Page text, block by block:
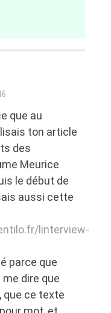
que au
ton article
des
Meurice
le début de
aussi cette
linterview-
parce que
me dire que
que ce texte